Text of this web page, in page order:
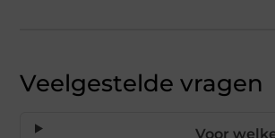
Veelgestelde vragen
Voor